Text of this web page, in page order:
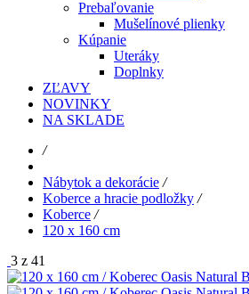
Prebaľovanie
Mušelínové plienky
Kúpanie
Uteráky
Doplnky
ZĽAVY
NOVINKY
NA SKLADE
/
Nábytok a dekorácie /
Koberce a hracie podložky /
Koberce /
120 x 160 cm
3 z 41